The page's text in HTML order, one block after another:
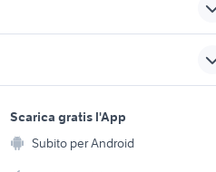
jeep in lazio
ford fusion 2003 accessori
e
Scarica gratis l'App
Subito per Android